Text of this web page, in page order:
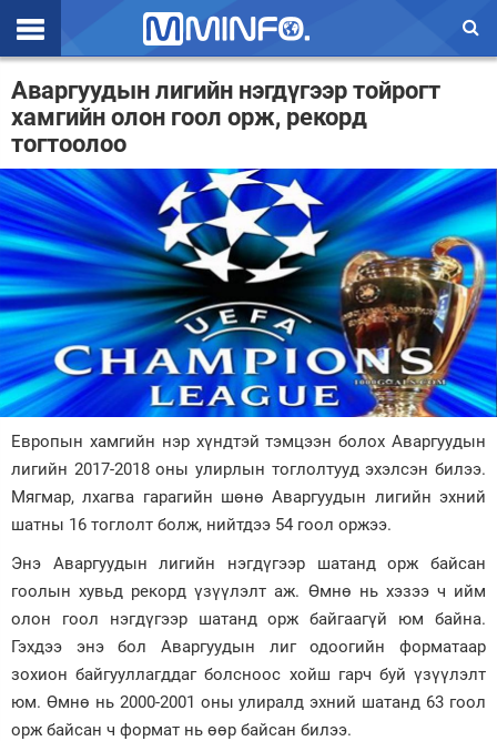
Эхлэл
Цаг агаар
Валют ханш
Улс төр
Эдийн засаг
Үзэл бодол
Спорт
Нийгэм
Дэлхий
Энтертайнмэнт
Зурхай
Аваргуудын лигийн нэгдүгээр тойрогт
хамгийн олон гоол орж, рекорд
тогтоолоо
Европын хамгийн нэр хүндтэй тэмцээн болох Аваргуудын
лигийн 2017-2018 оны улирлын тоглолтууд эхэлсэн билээ.
Мягмар, лхагва гарагийн шөнө Аваргуудын лигийн эхний
шатны 16 тоглолт болж, нийтдээ 54 гоол оржээ.
Энэ Аваргуудын лигийн нэгдүгээр шатанд орж байсан
гоолын хувьд рекорд үзүүлэлт аж. Өмнө нь хэзээ ч ийм
олон гоол нэгдүгээр шатанд орж байгаагүй юм байна.
Гэхдээ энэ бол Аваргуудын лиг одоогийн форматаар
зохион байгууллагддаг болсноос хойш гарч буй үзүүлэлт
юм. Өмнө нь 2000-2001 оны улиралд эхний шатанд 63 гоол
орж байсан ч формат нь өөр байсан билээ.